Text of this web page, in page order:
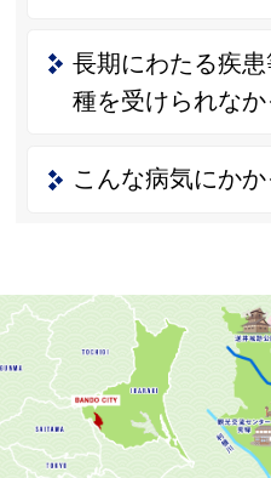
長期にわたる疾
種を受けられな
こんな病気にか